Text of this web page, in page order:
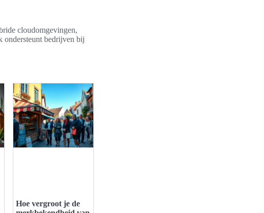
cloudomgevingen,
ondersteunt bedrijven bij
Hoe vergroot je de